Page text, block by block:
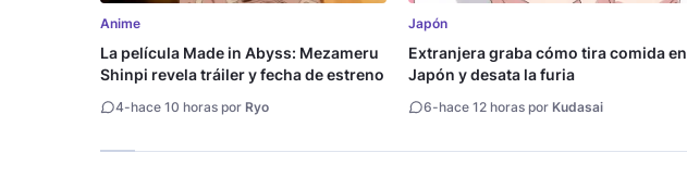
Anime
La película Made in Abyss: Mezameru
Shinpi revela tráiler y fecha de estreno
4-hace 10 horas por Ryo
Japón
Extranjera graba cómo tira comida en
Japón y desata la furia
6-hace 12 horas por Kudasai